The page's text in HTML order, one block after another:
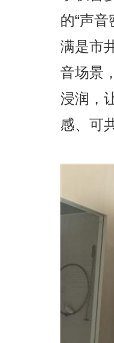
的“声
满是市
音场景
浸润，
感、可